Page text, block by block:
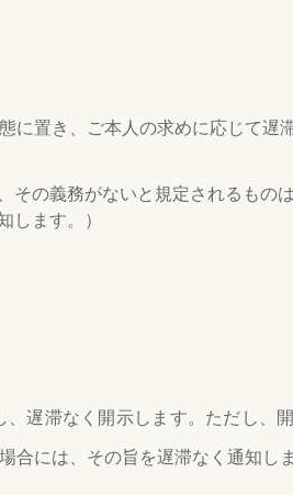
置き、ご本人の求めに応じて遅
の義務がないと規定されるものは
します。）
遅滞なく開示します。ただし、
合には、その旨を遅滞なく通知しま